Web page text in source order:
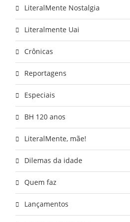
LiteralMente Nostalgia
Literalmente Uai
Crônicas
Reportagens
Especiais
BH 120 anos
LiteralMente, mãe!
Dilemas da idade
Quem faz
Lançamentos